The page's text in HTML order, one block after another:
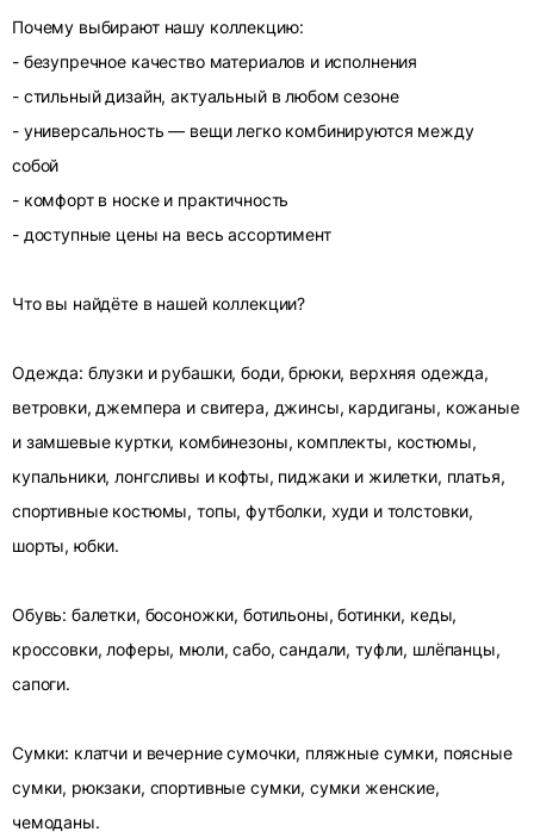
Почему выбирают нашу коллекцию:
- безупречное качество материалов и исполнения
- стильный дизайн, актуальный в любом сезоне
- универсальность — вещи легко комбинируются между
собой
- комфорт в носке и практичность
- доступные цены на весь ассортимент
Что вы найдёте в нашей коллекции?
Одежда: блузки и рубашки, боди, брюки, верхняя одежда,
ветровки, джемпера и свитера, джинсы, кардиганы, кожаные
и замшевые куртки, комбинезоны, комплекты, костюмы,
купальники, лонгсливы и кофты, пиджаки и жилетки, платья,
спортивные костюмы, топы, футболки, худи и толстовки,
шорты, юбки.
Обувь: балетки, босоножки, ботильоны, ботинки, кеды,
кроссовки, лоферы, мюли, сабо, сандали, туфли, шлёпанцы,
сапоги.
Сумки: клатчи и вечерние сумочки, пляжные сумки, поясные
сумки, рюкзаки, спортивные сумки, сумки женские,
чемоданы.